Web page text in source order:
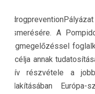
elismerésére. A
drogmegelőzéssel
díj célja annak
aktív részvétele a
kialakításában